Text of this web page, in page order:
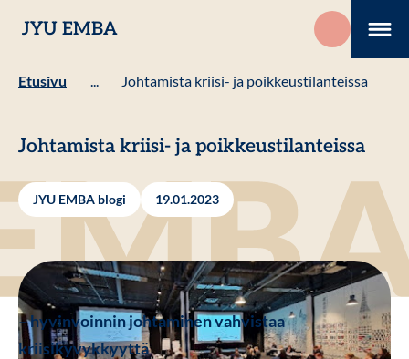
sisältöön
JYU EMBA
Etusivu ... Johtamista kriisi- ja poikkeustilanteissa
Johtamista kriisi- ja poikkeustilanteissa
JYU EMBA blogi 19.01.2023
– hyvinvoinnin johtaminen vahvistaa
kriisikyvykkyyttä